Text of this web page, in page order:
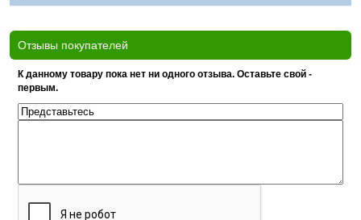
Отзывы покупателей
К данному товару пока нет ни одного отзыва. Оставьте свой -
первым.